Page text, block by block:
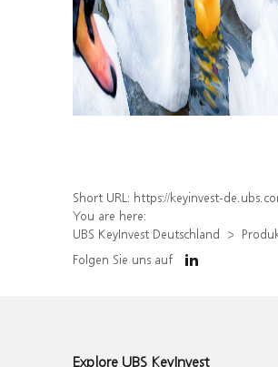
Short URL: https://keyinvest-de.ubs.com/produkt/detail/index/isin/
You are here:
UBS KeyInvest Deutschland
Folgen Sie uns auf
Explore UBS KeyInvest